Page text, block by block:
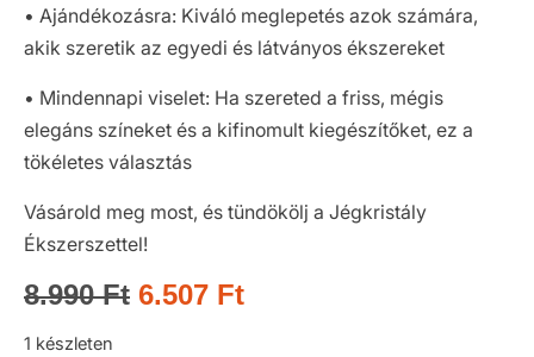
• Ajándékozásra: Kiváló meglepetés azok számára,
akik szeretik az egyedi és látványos ékszereket
• Mindennapi viselet: Ha szereted a friss, mégis
elegáns színeket és a kifinomult kiegészítőket, ez a
tökéletes választás
Vásárold meg most, és tündökölj a Jégkristály
Ékszerszettel!
8.990Ft 6.507 Ft
1 készleten